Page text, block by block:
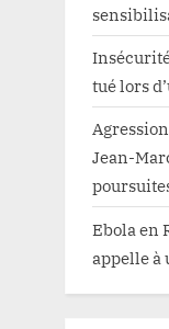
tué lors
Jean-
Ebola en
appelle à